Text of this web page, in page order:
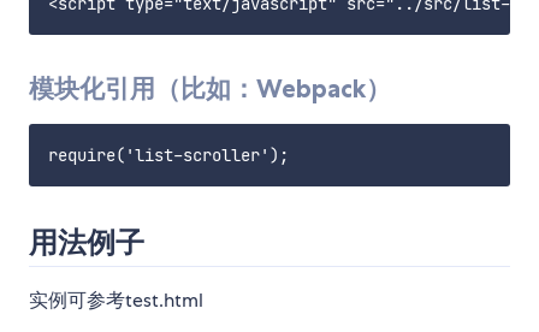
模块化引用（比如：Webpack）
用法例子
实例可参考test.html